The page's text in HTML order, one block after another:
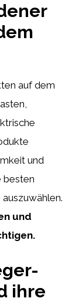
auf dem
und
besten
und
ihre